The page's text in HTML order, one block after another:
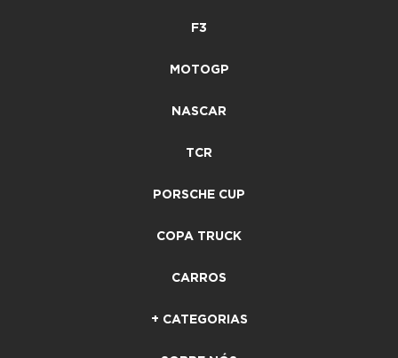
F3
MOTOGP
NASCAR
TCR
PORSCHE CUP
COPA TRUCK
CARROS
+ CATEGORIAS